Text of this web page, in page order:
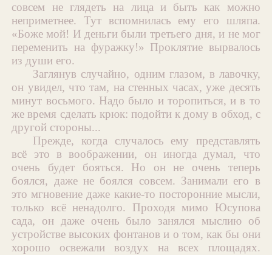
совсем не глядеть на лица и быть как можно
неприметнее. Тут вспомнилась ему его шляпа.
«Боже мой! И деньги были третьего дня, и не мог
переменить на фуражку!» Проклятие вырвалось
из души его.
Заглянув случайно, одним глазом, в лавочку,
он увидел, что там, на стенных часах, уже десять
минут восьмого. Надо было и торопиться, и в то
же время сделать крюк: подойти к дому в обход, с
другой стороны...
Прежде, когда случалось ему представлять
всё это в воображении, он иногда думал, что
очень будет бояться. Но он не очень теперь
боялся, даже не боялся совсем. Занимали его в
это мгновение даже какие-то посторонние мысли,
только всё ненадолго. Проходя мимо Юсупова
сада, он даже очень было занялся мыслию об
устройстве высоких фонтанов и о том, как бы они
хорошо освежали воздух на всех площадях.